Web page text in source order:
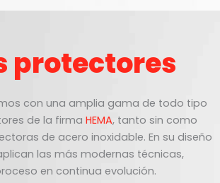
protectores
con una amplia gama de todo tipo
de la firma HEMA, tanto sin como
de acero inoxidable. En su diseño
las más modernas técnicas,
en continua evolución.